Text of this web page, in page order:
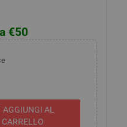
€50
AGGIUNGI AL
CARRELLO